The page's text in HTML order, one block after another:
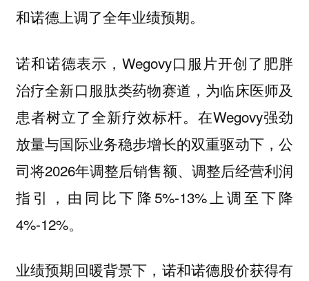
和诺德上调了全年业绩预期。
诺和诺德表示，Wegovy口服片开创了肥胖
治疗全新口服肽类药物赛道，为临床医师及
患者树立了全新疗效标杆。在Wegovy强劲
放量与国际业务稳步增长的双重驱动下，公
司将2026年调整后销售额、调整后经营利润
指引，由同比下降5%-13%上调至下降
4%-12%。
业绩预期回暖背景下，诺和诺德股价获得有